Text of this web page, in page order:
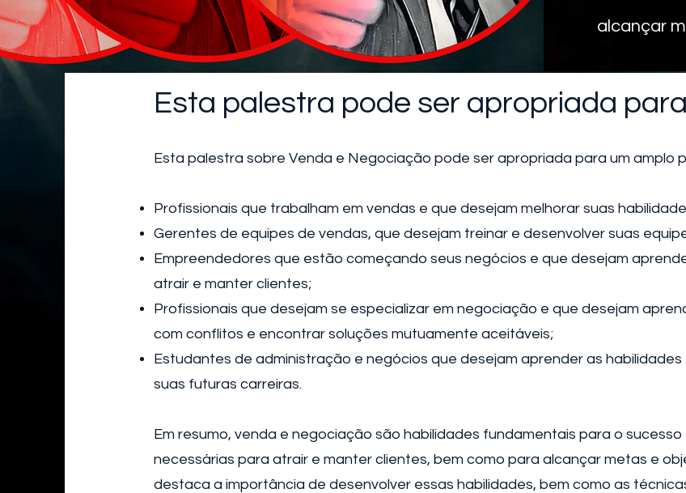
alcançar
Esta palestra pode ser apropriada
Esta palestra sobre Venda e Negociação pode ser apropriada para um amplo
Profissionais que trabalham em vendas e que desejam melhorar suas
Gerentes de equipes de vendas, que desejam treinar e desenvolver suas
Empreendedores que estão começando seus negócios e que desejam
atrair e manter clientes;
Profissionais que desejam se especializar em negociação e que desejam
com conflitos e encontrar soluções mutuamente aceitáveis;
Estudantes de administração e negócios que desejam aprender as
suas futuras carreiras.
Em resumo, venda e negociação são habilidades fundamentais para o sucesso
necessárias para atrair e manter clientes, bem como para alcançar metas e
destaca a importância de desenvolver essas habilidades, bem como as